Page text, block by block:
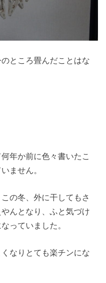
ところ畳んだことはな
年か前に色々書いたこ
ません。
の冬、外に干してもさ
んとなり、ふと気づけ
っていました。
なりとても楽チンにな